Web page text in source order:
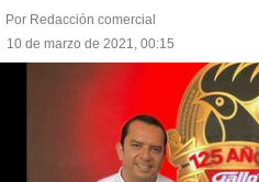
Por Redacción comercial
10 de marzo de 2021, 00:15